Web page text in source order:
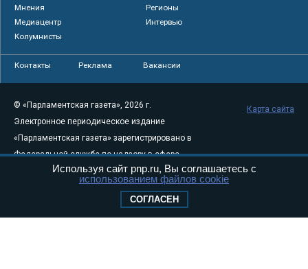
Мнения
Регионы
Медиацентр
Интервью
Колумнисты
Контакты Реклама Вакансии
© «Парламентская газета», 2026 г.
Электронное периодическое издание
«Парламентская газета» зарегистрировано в
Федеральной службе по надзору в сфере
связи, информационных технологий и
массовых коммуникаций (Роскомнадзор) 05
Свидетельство о регистрации Эл № ФС77-
Карта сайта
Используя сайт pnp.ru, Вы соглашаетесь с
использованием файлов cookie
СОГЛАСЕН